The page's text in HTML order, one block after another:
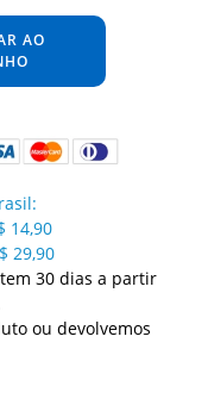
AO
14,90
29,90
30 dias a partir
ou devolvemos